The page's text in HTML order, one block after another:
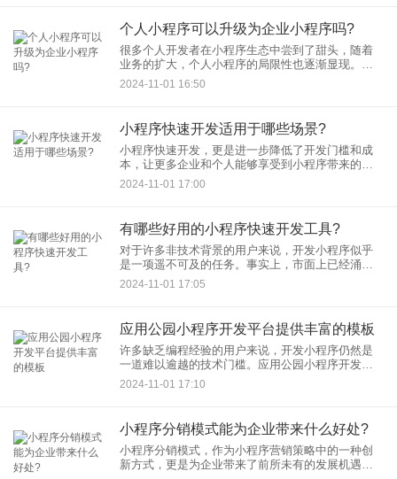
个人小程序可以升级为企业小程序吗?
很多个人开发者在小程序生态中尝到了甜头，随着
业务的扩大，个人小程序的局限性也逐渐显现。这
时，升级为企业小程序就成了许多人的选择。那
么，个人小程序究竟能否升级为企业小程序呢？答
2024-11-01 16:50
小程序快速开发适用于哪些场景?
小程序快速开发，更是进一步降低了开发门槛和成
本，让更多企业和个人能够享受到小程序带来的红
利。那么，小程序快速开发究竟适用于哪些场景
呢？ 首先，对于预算有限、时间紧迫的创业公司或
2024-11-01 17:00
有哪些好用的小程序快速开发工具?
对于许多非技术背景的用户来说，开发小程序似乎
是一项遥不可及的任务。事实上，市面上已经涌现
出许多好用的小程序快速开发工具，即使零基础也
能轻松上手，快速搭建自己的小程序。本文将为大
2024-11-01 17:05
应用公园小程序开发平台提供丰富的模板
许多缺乏编程经验的用户来说，开发小程序仍然是
一道难以逾越的技术门槛。应用公园小程序开发平
台的出现，则为大众提供了一个简单易用、功能强
大的解决方案，其丰富的模板库更是让小程序开发
2024-11-01 17:10
小程序分销模式能为企业带来什么好处?
小程序分销模式，作为小程序营销策略中的一种创
新方式，更是为企业带来了前所未有的发展机遇。